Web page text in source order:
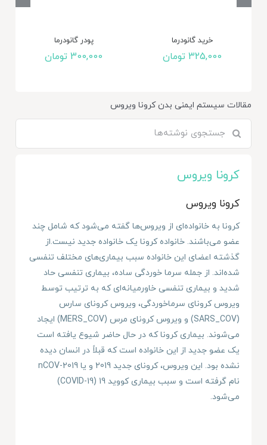
خرید گانودرما
325,000 تومان
پودر گانودرما
300,000 تومان
مقالات سیستم ایمنی بدن کرونا ویروس
برای:
کرونا ویروس
کرونا ویروس
کرونا به خانواده‌ای از ویروس‌ها گفته می‌شود که شامل چند
عضو می‌باشند. خانواده کرونا یک خانواده جدید نیست.از
گذشته اعضای این خانواده سبب بیماری‌های مختلف تنفسی
شده‌اند. از جمله سرما خوردگی ساده، بیماری تنفسی حاد
شدید و بیماری تنفسی خاورمیانه‌ای که به ترتیب توسط
ویروس کرونای سرماخوردگی، ویروس کرونای سارس
(SARS_COV) و ویروس کرونای مرس (MERS_COV) ایجاد
می‌شوند. بیماری کرونا که در حال حاضر شیوع یافته است
یک عضو جدید از این خانواده است که قبلاً در انسان دیده
نشده بود. این ویروس، کرونای جدید 2019 و یا nCOV-2019
نام گرفته است و سبب بیماری کووید 19 (COVID-19)
می‌شود.